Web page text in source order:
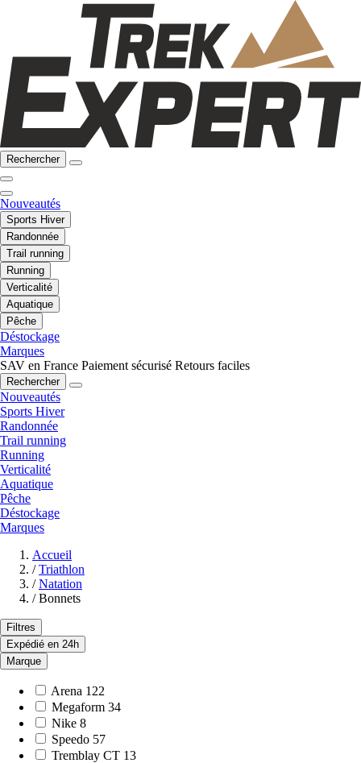
Rechercher
Nouveautés
Sports Hiver
Randonnée
Trail running
Running
Verticalité
Aquatique
Pêche
Déstockage
Marques
SAV en France Paiement sécurisé Retours faciles
Rechercher
Nouveautés
Sports Hiver
Randonnée
Trail running
Running
Verticalité
Aquatique
Pêche
Déstockage
Marques
Accueil
/ Triathlon
/ Natation
/ Bonnets
Filtres
Expédié en 24h
Marque
Arena 122
Megaform 34
Nike 8
Speedo 57
Tremblay CT 13